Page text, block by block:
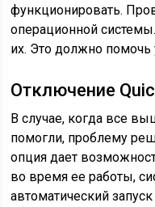
функционировать.
операционной
их. Это должно помочь
Отключение
В случае, когда все
помогли, проблему
опция дает
во время ее работы,
автоматический